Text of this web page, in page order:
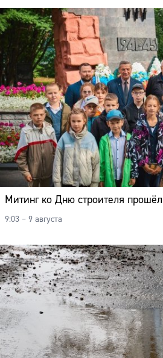
Митинг ко Дню строителя
9:03 – 9 августа